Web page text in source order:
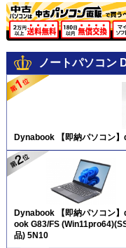
ノートパソコン
Dynabook 【即納パソコン
Dynabook 【即納パソコン
ook G83/FS
品) 5N10